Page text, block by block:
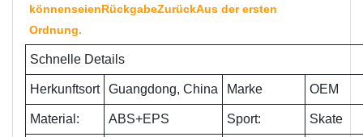
könnenseienRückgabeZurückAus der ersten
Ordnung.
Schnelle Details
Herkunftsort Guangdong, China Marke OEM
Material: ABS+EPS Sport: Skate